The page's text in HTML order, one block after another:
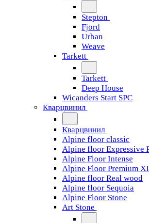
Stepton
Fjord
Urban
Weave
Tarkett
Tarkett
Deep House
Wicanders Start SPC
Кварцвинил
Кварцвинил
Alpine floor classic
Alpine floor Expressive
Alpine Floor Intense
Alpine Floor Premium
Alpine floor Real wood
Alpine floor Sequoia
Alpine Floor Stone
Art Stone